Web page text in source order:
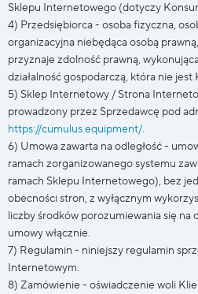
Sklepu Internetowego (dotyczy
4) Przedsiębiorca - osoba fizyczna,
organizacyjna niebędąca osobą
przyznaje zdolność prawną,
działalność gospodarczą, która nie
5) Sklep Internetowy / Strona
prowadzony przez Sprzedawcę pod
https://cumulus.equipment/.
6) Umowa zawarta na odległość -
ramach zorganizowanego systemu
ramach Sklepu Internetowego), bez
obecności stron, z wyłącznym
liczby środków porozumiewania się na
umowy włącznie.
7) Regulamin - niniejszy regulamin
Internetowym.
8) Zamówienie - oświadczenie woli